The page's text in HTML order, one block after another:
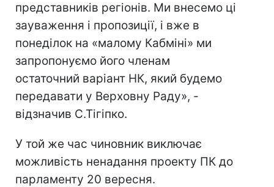
представників регіонів. Ми внесемо ці
зауваження і пропозиції, і вже в
понеділок на «малому Кабміні» ми
запропонуємо його членам
остаточний варіант НК, який будемо
передавати у Верховну Раду», -
відзначив С.Тігіпко.
У той же час чиновник виключає
можливість ненадання проекту ПК до
парламенту 20 вересня.